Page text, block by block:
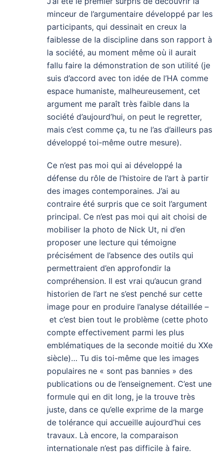
minceur de l’argumentaire développé par les
participants, qui dessinait en creux la
faiblesse de la discipline dans son rapport à
la société, au moment même où il aurait
fallu faire la démonstration de son utilité (je
suis d’accord avec ton idée de l’HA comme
espace humaniste, malheureusement, cet
argument me paraît très faible dans la
société d’aujourd’hui, on peut le regretter,
mais c’est comme ça, tu ne l’as d’ailleurs pas
développé toi-même outre mesure).
Ce n’est pas moi qui ai développé la
défense du rôle de l’histoire de l’art à partir
des images contemporaines. J’ai au
contraire été surpris que ce soit l’argument
principal. Ce n’est pas moi qui ait choisi de
mobiliser la photo de Nick Ut, ni d’en
proposer une lecture qui témoigne
précisément de l’absence des outils qui
permettraient d’en approfondir la
compréhension. Il est vrai qu’aucun grand
historien de l’art ne s’est penché sur cette
image pour en produire l’analyse détaillée –
et c’est bien tout le problème (cette photo
compte effectivement parmi les plus
emblématiques de la seconde moitié du XXe
siècle)… Tu dis toi-même que les images
populaires ne « sont pas bannies » des
publications ou de l’enseignement. C’est une
formule qui en dit long, je la trouve très
juste, dans ce qu’elle exprime de la marge
de tolérance qui accueille aujourd’hui ces
travaux. Là encore, la comparaison
internationale n’est pas difficile à faire.